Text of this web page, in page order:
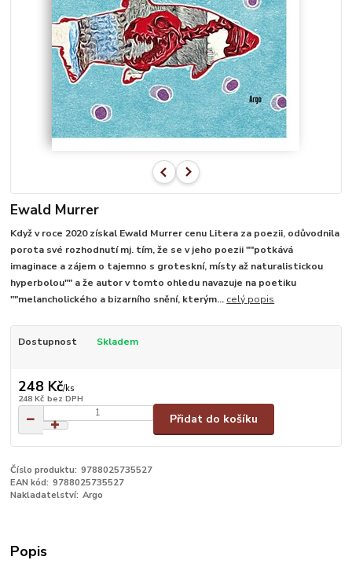
Ewald Murrer
Když v roce 2020 získal Ewald Murrer cenu Litera za poezii, odůvodnila
porota své rozhodnutí mj. tím, že se v jeho poezii ""potkává
imaginace a zájem o tajemno s groteskní, místy až naturalistickou
hyperbolou"" a že autor v tomto ohledu navazuje na poetiku
""melancholického a bizarního snění, kterým... celý popis
Dostupnost Skladem
248 Kč/ks
248 Kč bez DPH
Přidat do košíku
Číslo produktu: 9788025735527
EAN kód: 9788025735527
Nakladatelství: Argo
Popis